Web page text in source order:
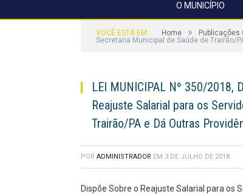
O MUNICÍPIO
VOCÊ ESTÁ EM: Home » Publicações
Secretaria Municipal de Saúde de Trairão/
LEI MUNICIPAL Nº 350/2018,
Reajuste Salarial para os
Trairão/PA e Dá Outras
POR ADMINISTRADOR EM 3 DE JULHO DE 2018
Dispõe Sobre o Reajuste Salarial para os